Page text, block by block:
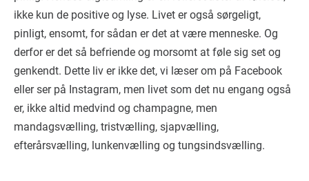
ikke kun de positive og lyse. Livet er også sørgeligt,
pinligt, ensomt, for sådan er det at være menneske. Og
derfor er det så befriende og morsomt at føle sig set og
genkendt. Dette liv er ikke det, vi læser om på Facebook
eller ser på Instagram, men livet som det nu engang også
er, ikke altid medvind og champagne, men
mandagsvælling, tristvælling, sjapvælling,
efterårsvælling, lunkenvælling og tungsindsvælling.